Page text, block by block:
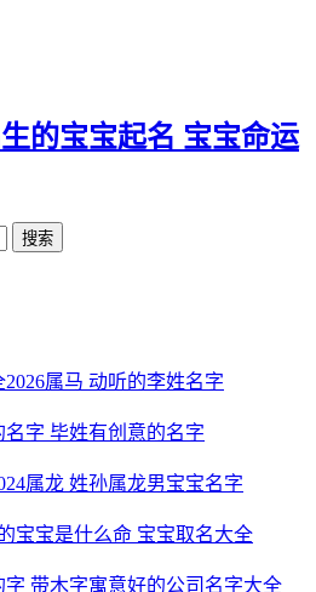
的宝宝起名 宝宝命运
搜索
属马 动听的李姓名字
字 毕姓有创意的名字
属龙 姓孙属龙男宝宝名字
宝宝是什么命 宝宝取名大全
带木字寓意好的公司名字大全